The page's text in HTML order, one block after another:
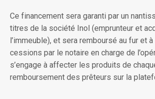
Ce financement sera garanti par un
titres de la société Inol (emprunteur et
l’immeuble), et sera remboursé au fur et
cessions par le notaire en charge de
s’engage à affecter les produits de
remboursement des prêteurs sur la